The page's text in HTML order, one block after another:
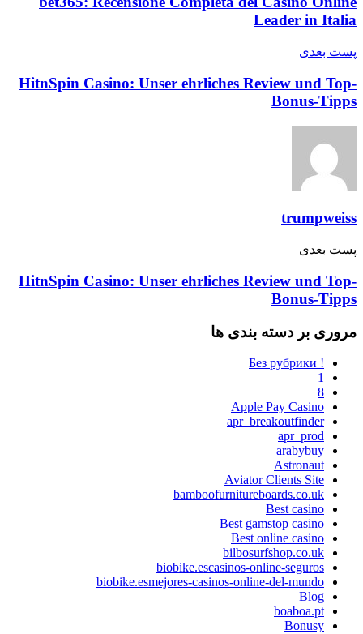
Leader in Italia
پست‌ بعدی
HitnSpin Casino: Unser ehrliches Review und Top-
Bonus-Tipps
trumpweiss
پست‌ بعدی
HitnSpin Casino: Unser ehrliches Review und Top-
Bonus-Tipps
مروری بر دسته بندی ها
! Без рубрики
1
8
Apple Pay Casino
apr_breakoutfinder
apr_prod
arabybuy
Astronaut
Aviator Clients Site
bamboofurnitureboards.co.uk
Best casino
Best gamstop casino
Best online casino
bilbosurfshop.co.uk
biobike.escasinos-online-seguros
biobike.esmejores-casinos-online-del-mundo
Blog
boaboa.pt
Bonusy